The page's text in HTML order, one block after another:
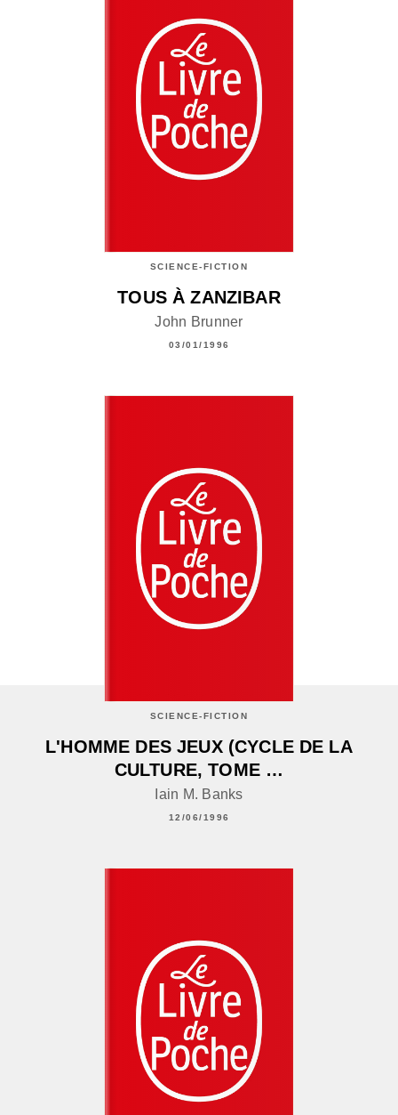
SCIENCE-FICTION
TOUS À ZANZIBAR
John Brunner
03/01/1996
SCIENCE-FICTION
L'HOMME DES JEUX (CYCLE DE LA
CULTURE, TOME …
Iain M. Banks
12/06/1996